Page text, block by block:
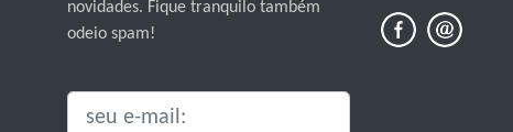
novidades. Fique tranquilo também
odeio spam!
SEU E-MAIL: